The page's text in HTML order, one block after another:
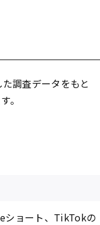
調査データをもと
。
ショート、TikTokの